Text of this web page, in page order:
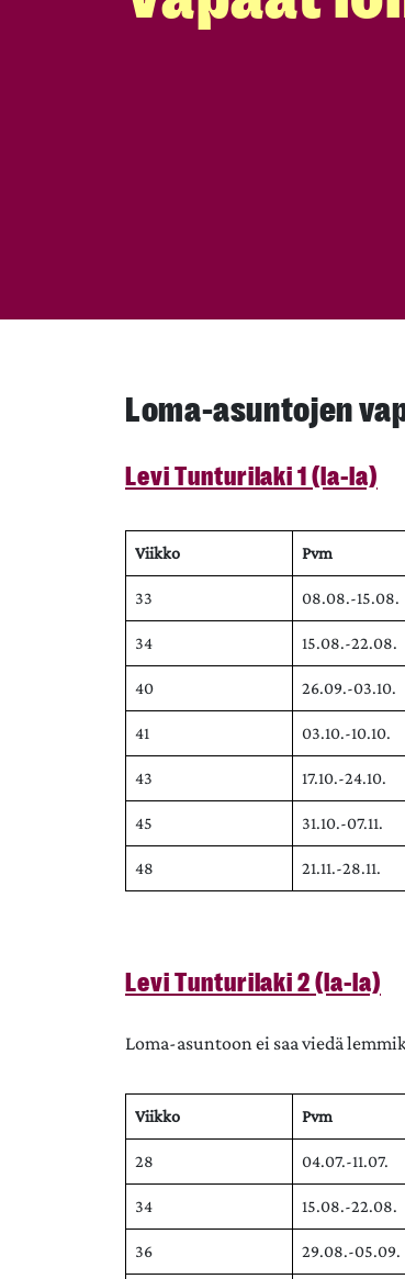
Loma-asuntojen
Levi Tunturilaki 1 (la-la)
Viikko Pvm
33 08.08.-15.08.
34 15.08.-22.08.
40 26.09.-03.10.
41 03.10.-10.10.
43 17.10.-24.10.
45 31.10.-07.11.
48 21.11.-28.11.
Levi Tunturilaki 2 (la-la)
Loma-asuntoon ei saa viedä
Viikko Pvm
28 04.07.-11.07.
34 15.08.-22.08.
36 29.08.-05.09.